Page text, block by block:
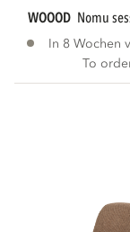
WOOOD nomu
In 8 Wochen
To